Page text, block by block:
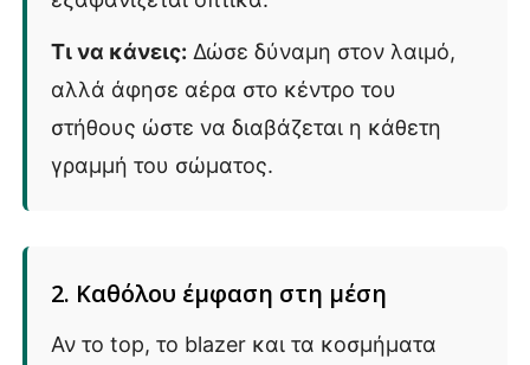
Τι να κάνεις: Δώσε δύναμη στον λαιμό,
αλλά άφησε αέρα στο κέντρο του
στήθους ώστε να διαβάζεται η κάθετη
γραμμή του σώματος.
2. Καθόλου έμφαση στη μέση
Αν το top, το blazer και τα κοσμήματα